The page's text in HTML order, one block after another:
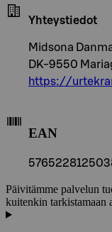
Yhteystiedot
Midsona
DK-9550
https://
EAN
Päivitämme palvelun
kuitenkin tarkistamaan